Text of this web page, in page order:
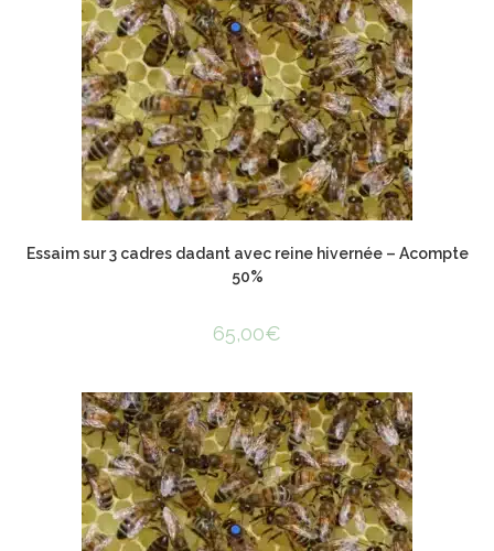
Essaim sur 3 cadres dadant avec reine hivernée – Acompte
50%
65,00€